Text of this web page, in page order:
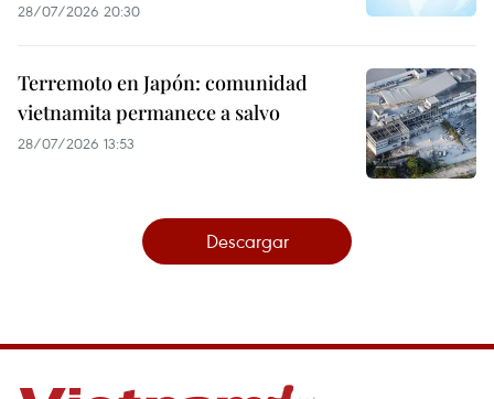
28/07/2026 20:30
Terremoto en Japón: comunidad
vietnamita permanece a salvo
28/07/2026 13:53
Descargar